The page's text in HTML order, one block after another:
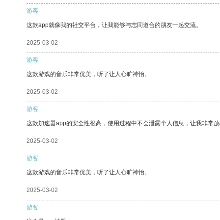
游客
这款app就像我的社交平台，让我能够与志同道合的朋友一起交流。
2025-03-02
游客
这款游戏的音乐非常优美，听了让人心旷神怡。
2025-03-02
游客
这款加速器app的安全性很高，使用过程中不会泄露个人信息，让我非常
2025-03-02
游客
这款游戏的音乐非常优美，听了让人心旷神怡。
2025-03-02
游客